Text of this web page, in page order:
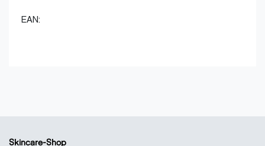
EAN:
Skincare-Shop